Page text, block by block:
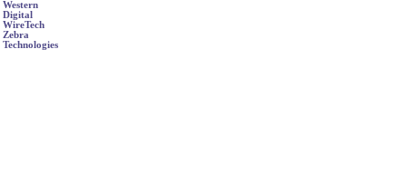
Western
Digital
WireTech
Zebra
Technologies